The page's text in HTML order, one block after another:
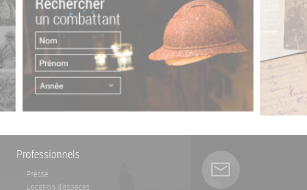
Professionnels
Presse
Location d'espaces